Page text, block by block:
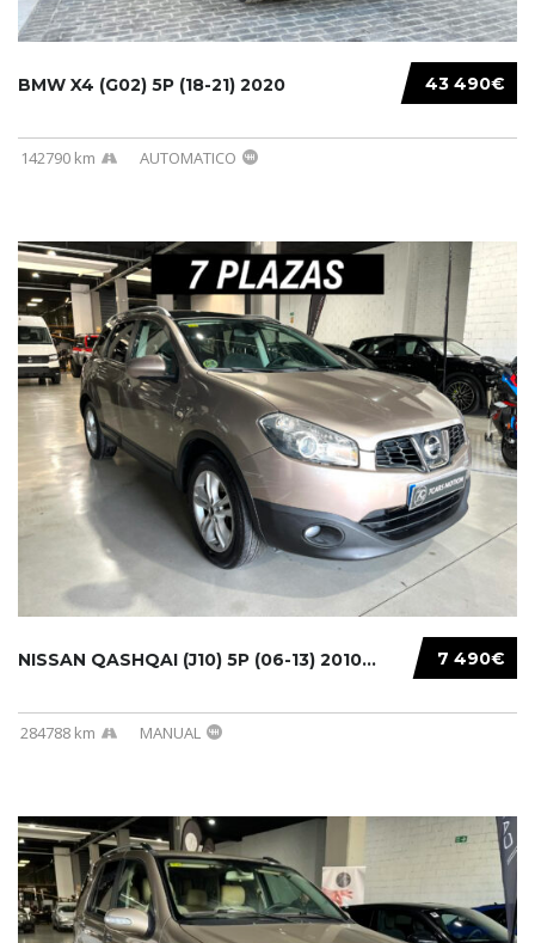
43 490€
BMW X4 (G02) 5P (18-21) 2020
142790 km AUTOMATICO
7 490€
NISSAN QASHQAI (J10) 5P (06-13) 2010...
284788 km MANUAL